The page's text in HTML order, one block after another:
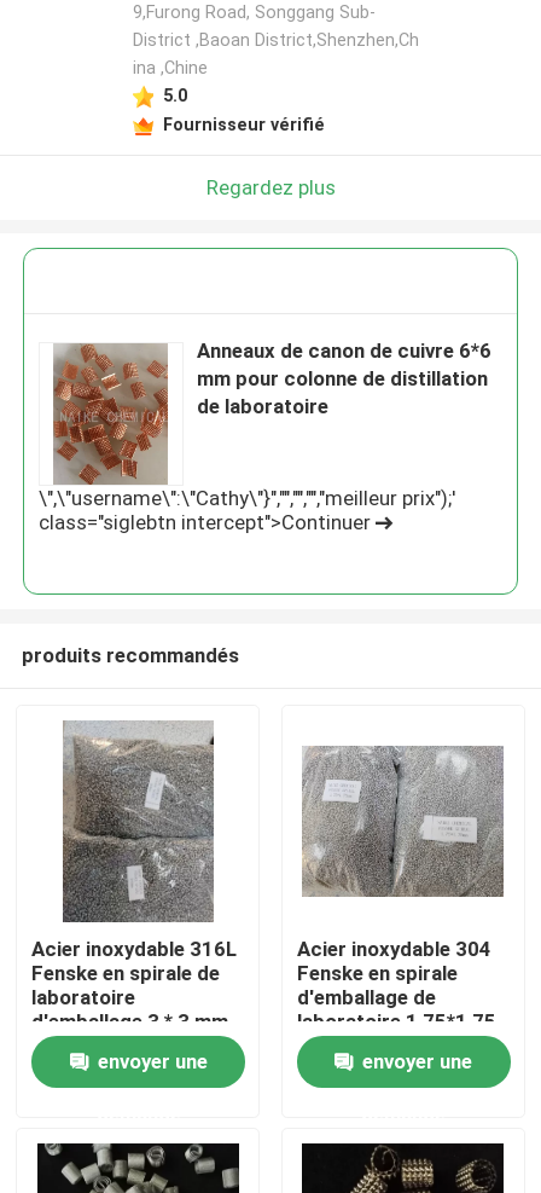
À la maison
Vidéos
9,Furong Road, Songgang Sub-
District ,Baoan District,Shenzhen,Ch
ina ,Chine
5.0
Fournisseur vérifié
Regardez plus
Anneaux de canon de cuivre 6*6
mm pour colonne de distillation
de laboratoire
\",\"username\":\"Cathy\"}","","","","meilleur prix");'
class="siglebtn intercept">Continuer
produits recommandés
Acier inoxydable 316L
Fenske en spirale de
laboratoire
d'emballage 3 * 3 mm
pour le processus de
séparation de haute
pureté
envoyer une
Acier inoxydable 304
Fenske en spirale
d'emballage de
laboratoire 1,75*1,75
mm Pour le processus
de distillation
envoyer une